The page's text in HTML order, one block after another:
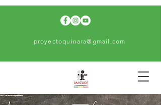
proyectoquinara@gmail.com